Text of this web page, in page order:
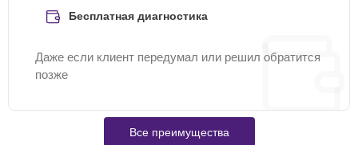
Бесплатная диагностика
Даже если клиент передумал или решил обратится
позже
Все преимущества